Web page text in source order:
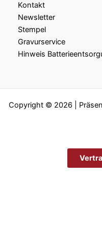
Kontakt
Newsletter
Stempel
Gravurservice
Hinweis
Copyright © 2026 |